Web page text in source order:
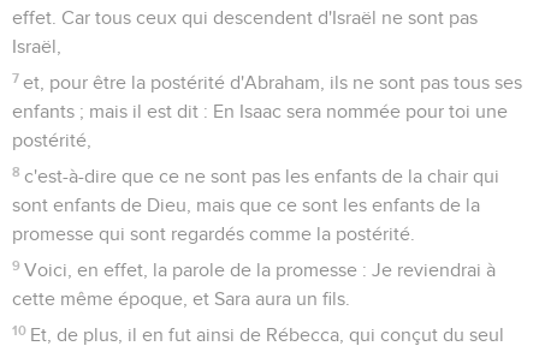
effet. Car tous ceux qui descendent d'Israël ne sont pas
Israël,
7 et, pour être la postérité d'Abraham, ils ne sont pas tous ses
enfants ; mais il est dit : En Isaac sera nommée pour toi une
postérité,
8 c'est-à-dire que ce ne sont pas les enfants de la chair qui
sont enfants de Dieu, mais que ce sont les enfants de la
promesse qui sont regardés comme la postérité.
9 Voici, en effet, la parole de la promesse : Je reviendrai à
cette même époque, et Sara aura un fils.
10 Et, de plus, il en fut ainsi de Rébecca, qui conçut du seul